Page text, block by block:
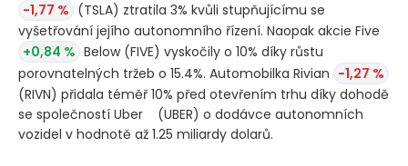
-1,77 % (TSLA) ztratila 3% kvůli stupňujícímu se
vyšetřování jejího autonomního řízení. Naopak akcie Five
+0,84 % Below (FIVE) vyskočily o 10% díky růstu
porovnatelných tržeb o 15.4%. Automobilka Rivian -1,27 %
(RIVN) přidala téměř 10% před otevřením trhu díky dohodě
se společností Uber
(UBER) o dodávce autonomních
vozidel v hodnotě až 1.25 miliardy dolarů.